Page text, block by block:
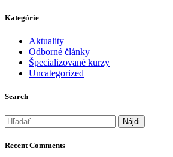
Kategórie
Aktuality
Odborné články
Špecializované kurzy
Uncategorized
Search
Hľadať:
Recent Comments